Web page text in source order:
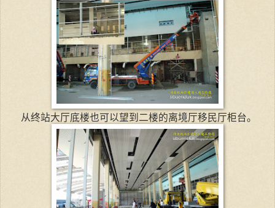
从终站大厅底楼也可以望到二楼的离境厅移民厅柜台。